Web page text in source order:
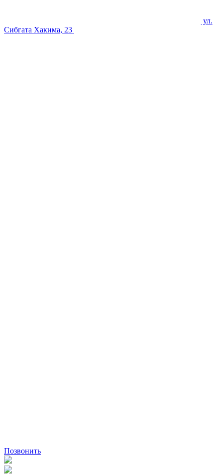
ул.
Сибгата Хакима, 23
Позвонить